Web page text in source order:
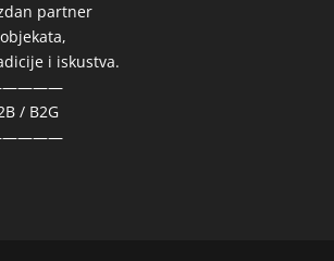
partner
i iskustva.
/ B2G